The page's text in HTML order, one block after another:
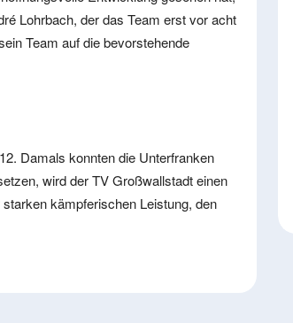
Lohrbach, der das Team erst vor acht
Team auf die bevorstehende
Damals konnten die Unterfranken
wird der TV Großwallstadt einen
kämpferischen Leistung, den